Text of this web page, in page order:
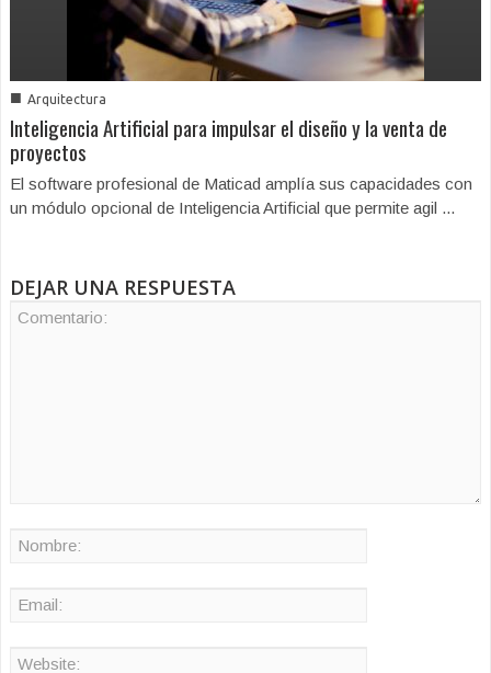
■ Arquitectura
Inteligencia Artificial para impulsar el diseño y la venta de
proyectos
El software profesional de Maticad amplía sus capacidades con
un módulo opcional de Inteligencia Artificial que permite agil ...
DEJAR UNA RESPUESTA